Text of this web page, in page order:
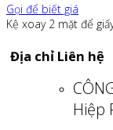
Gọi để biết giá
Kệ xoay 2 mặt để
Địa chỉ Liên hệ
Hiệp